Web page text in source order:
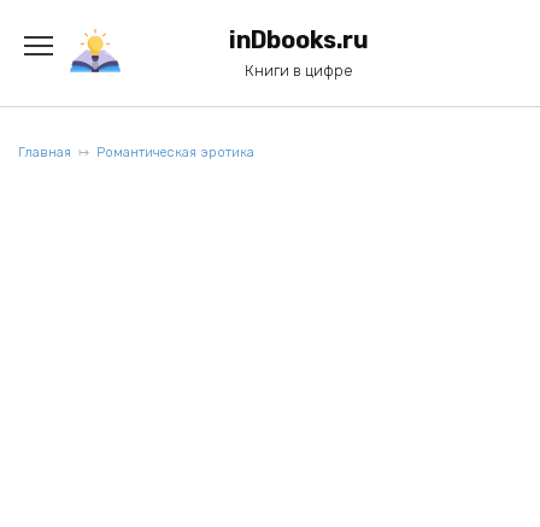
содержанию
inDbooks.ru
Книги в цифре
Главная Романтическая эротика